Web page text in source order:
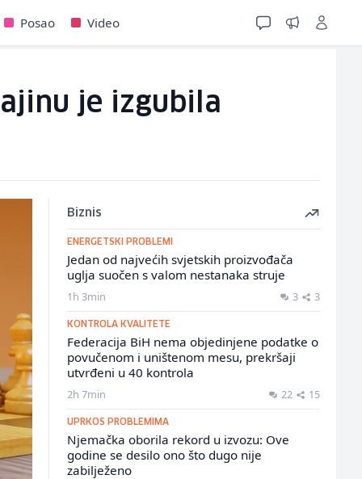
Posao Video
je izgubila
Biznis
ENERGETSKI PROBLEMI
Jedan od najvećih svjetskih proizvođača
uglja suočen s valom nestanaka struje
1h 3min 3 3
KONTROLA KVALITETE
Federacija BiH nema objedinjene podatke o
povučenom i uništenom mesu, prekršaji
utvrđeni u 40 kontrola
2h 7min 22 15
UPRKOS PROBLEMIMA
Njemačka oborila rekord u izvozu: Ove
godine se desilo ono što dugo nije
zabilježeno